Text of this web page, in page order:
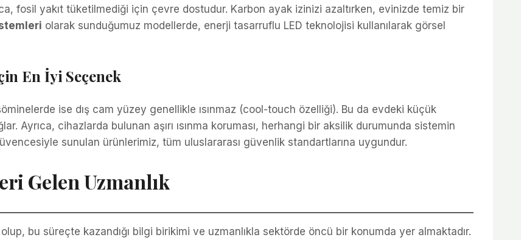
fosil yakıt tüketilmediği için çevre dostudur. Karbon ayak izinizi azaltırken, evinizde temiz bir
olarak sunduğumuz modellerde, enerji tasarruflu LED teknolojisi kullanılarak görsel
En İyi Seçenek
ise dış cam yüzey genellikle ısınmaz (cool-touch özelliği). Bu da evdeki küçük
Ayrıca, cihazlarda bulunan aşırı ısınma koruması, herhangi bir aksilik durumunda sistemin
sunulan ürünlerimiz, tüm uluslararası güvenlik standartlarına uygundur.
Gelen Uzmanlık
bu süreçte kazandığı bilgi birikimi ve uzmanlıkla sektörde öncü bir konumda yer almaktadır.